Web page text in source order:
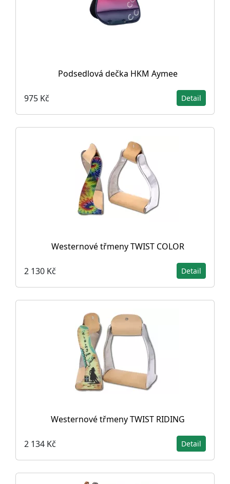
Podsedlová dečka HKM Aymee
975 Kč Detail
Westernové třmeny TWIST COLOR
2 130 Kč Detail
Westernové třmeny TWIST RIDING
2 134 Kč Detail